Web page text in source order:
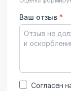
Ваш отзыв *
Согласен